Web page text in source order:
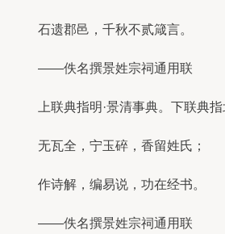
石遗郡邑，千秋不贰箴言。
——佚名撰景姓宗祠通用联
上联典指明·景清事典。下联典指
无瓦全，宁玉碎，香留姓氏；
作诗解，编易说，功在经书。
——佚名撰景姓宗祠通用联